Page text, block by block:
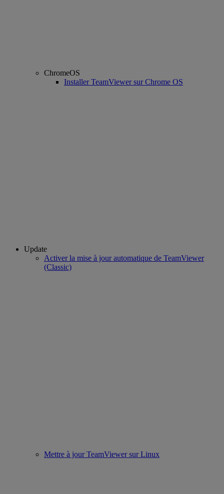
ChromeOS
Installer TeamViewer sur Chrome OS
Update
Activer la mise à jour automatique de TeamViewer
(Classic)
Mettre à jour TeamViewer sur Linux